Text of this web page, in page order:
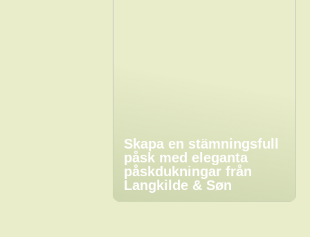
Skapa en stämningsfull
påsk med eleganta
påskdukningar från
Langkilde & Søn